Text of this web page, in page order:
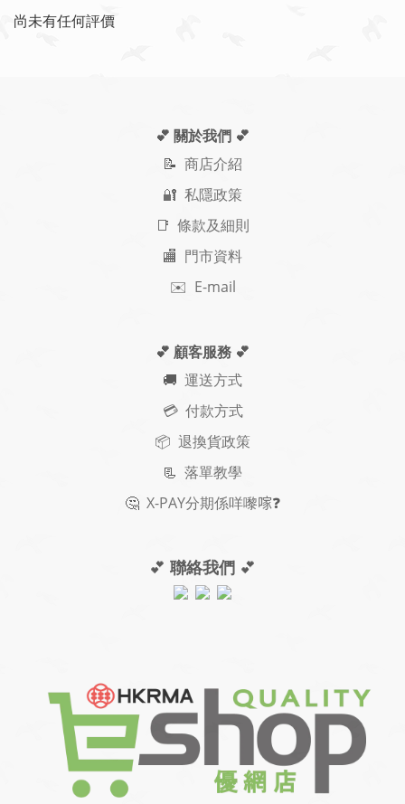
尚未有任何評價
💕 關於我們 💕
📝 商店介紹
🔐 私隱政策
📑 條款及細則
🏬 門市資料
✉️ E-mail
💕 顧客服務 💕
🚚 運送方式
💳 付款方式
📦 退換貨政策
📃 落單教學
🤔 X-PAY分期係咩嚟𠺢❓
💕 聯絡我們 💕